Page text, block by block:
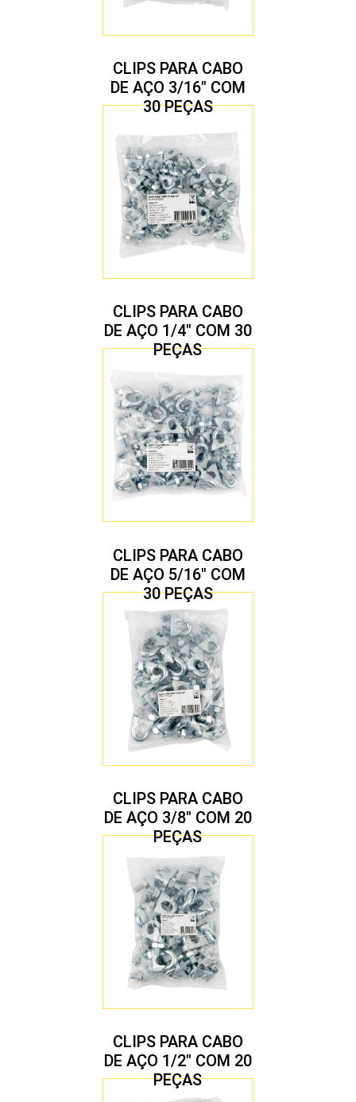
CLIPS PARA CABO
DE AÇO 3/16″ COM
30 PEÇAS
CLIPS PARA CABO
DE AÇO 1/4″ COM 30
PEÇAS
CLIPS PARA CABO
DE AÇO 5/16″ COM
30 PEÇAS
CLIPS PARA CABO
DE AÇO 3/8″ COM 20
PEÇAS
CLIPS PARA CABO
DE AÇO 1/2″ COM 20
PEÇAS